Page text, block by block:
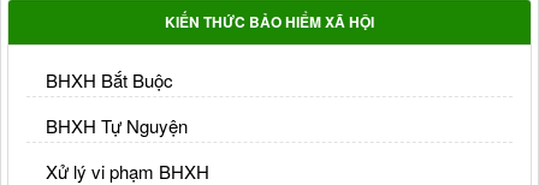
KIẾN THỨC BẢO HIỂM XÃ HỘI
BHXH Bắt Buộc
BHXH Tự Nguyện
Xử lý vi phạm BHXH